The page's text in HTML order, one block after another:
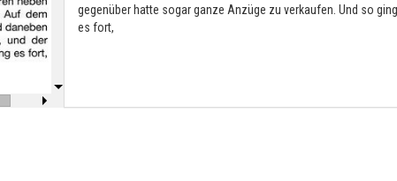
gegenüber hatte sogar ganze Anzüge zu verkaufen. Und so ging
es fort,